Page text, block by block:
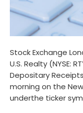
Stock Exchange
U.S. Realty (NYSE:
Depositary
morning on the
underthe ticker